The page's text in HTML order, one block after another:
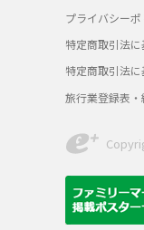
プライバシーポ
特定商取引法
特定商取引法
旅行業登録表